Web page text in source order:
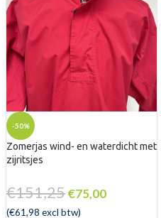
-50%
Zomerjas wind- en waterdicht met
zijritsjes
€151,25€75,00
(€61,98 excl btw)